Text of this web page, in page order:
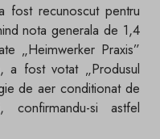
fost recunoscut pentru
nota generala de 1,4
„Heimwerker Praxis”
a fost votat „Produsul
de aer conditionat de
confirmandu-si astfel